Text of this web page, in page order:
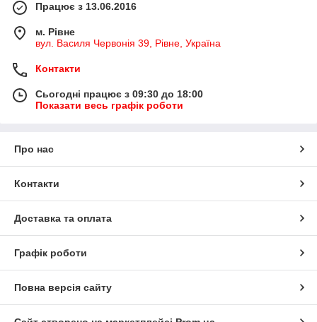
Працює з 13.06.2016
м. Рівне
вул. Василя Червонія 39, Рівне, Україна
Контакти
Сьогодні працює з 09:30 до 18:00
Показати весь графік роботи
Про нас
Контакти
Доставка та оплата
Графік роботи
Повна версія сайту